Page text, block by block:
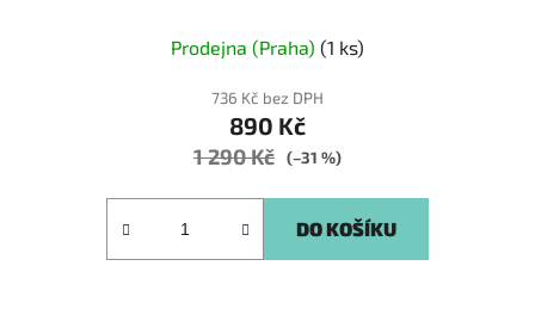
Prodejna (Praha) (1 ks)
736 Kč bez DPH
890 Kč
1 290 Kč (–31 %)
DO KOŠÍKU